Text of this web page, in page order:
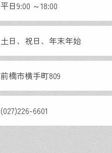
平日9:00 ～18:00
土日、祝日、年末年始
前橋市横手町809
(027)226-6601